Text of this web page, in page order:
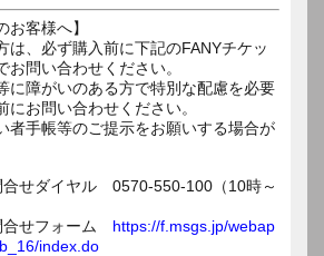
お客様へ】
は、必ず購入前に下記のFANYチケッ
お問い合わせください。
に障がいのある方で特別な配慮を必要
にお問い合わせください。
者手帳等のご提示をお願いする場合が
合せダイヤル 0570-550-100（10時～
合せフォーム https://f.msgs.jp/webap
index.do